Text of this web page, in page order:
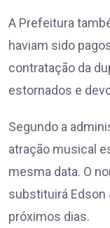
A Prefeitura
haviam sido
contratação da
estornados e
Segundo a
atração musical
mesma data. O
substituirá Edson
próximos dias.